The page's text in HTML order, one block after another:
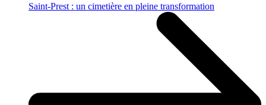
Saint-Prest : un cimetière en pleine transformation